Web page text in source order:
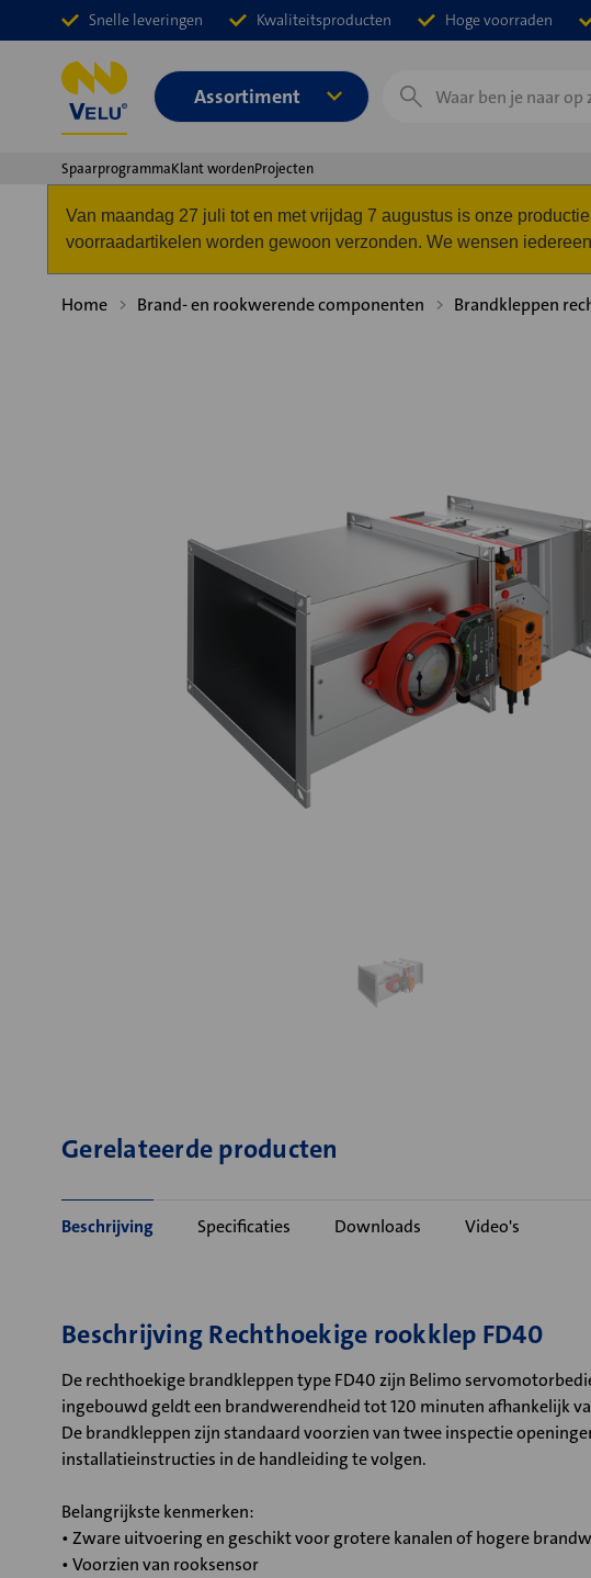
Snelle leveringen Kwaliteitsproducten Hoge voorraden
Assortiment
Zoeken
SpaarprogrammaKlant wordenProjecten
Van maandag 27 juli tot en met vrijdag 7 augustus is onze
voorraadartikelen worden gewoon verzonden. We wensen
Home Brand- en rookwerende componenten Brandkleppen
Gerelateerde producten
Beschrijving Specificaties Downloads Video's
Beschrijving Rechthoekige rookklep FD40
De rechthoekige brandkleppen type FD40 zijn Belimo
ingebouwd geldt een brandwerendheid tot 120 minuten afhankelijk
De brandkleppen zijn standaard voorzien van twee inspectie
installatieinstructies in de handleiding te volgen.
Belangrijkste kenmerken:
• Zware uitvoering en geschikt voor grotere kanalen of hogere
• Voorzien van rooksensor